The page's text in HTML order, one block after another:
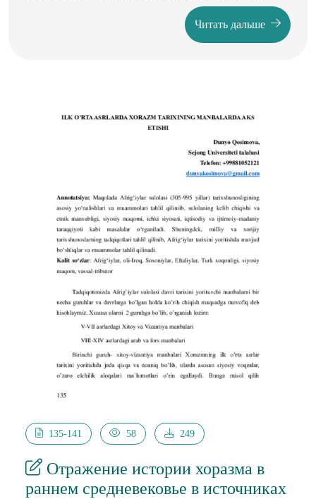
Читать дальше
135-141 58 249
Отражение истории хоразма в
раннем средневековье в источниках